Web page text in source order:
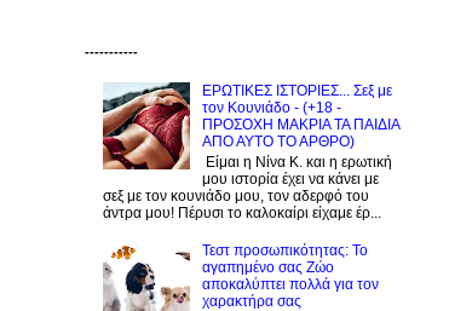
-----------
ΕΡΩΤΙΚΕΣ ΙΣΤΟΡΙΕΣ... Σεξ με
τον Kουνιάδο - (+18 -
ΠΡΟΣΟΧΗ ΜΑΚΡΙΑ ΤΑ ΠΑΙΔΙΑ
ΑΠΟ ΑΥΤΟ ΤΟ ΑΡΘΡΟ)
Είμαι η Νίνα Κ. και η ερωτική
μου ιστορία έχει να κάνει με
σεξ με τον κουνιάδο μου, τον αδερφό του
άντρα μου! Πέρυσι το καλοκαίρι είχαμε έρ...
Τεστ προσωπικότητας: Το
αγαπημένο σας Zώο
αποκαλύπτει πολλά για τον
χαρακτήρα σας